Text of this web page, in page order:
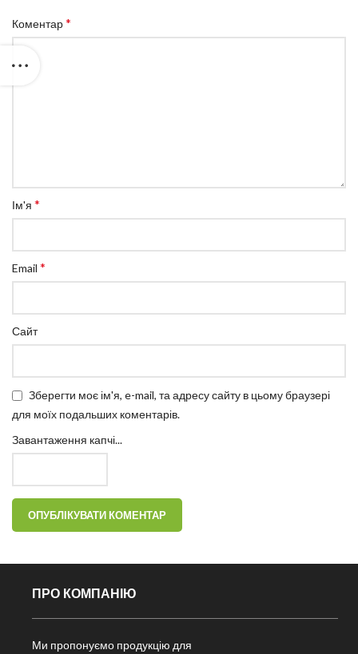
Коментар*
Ім'я *
Email *
Сайт
Зберегти моє ім'я, e-mail, та адресу сайту в цьому браузері
для моїх подальших коментарів.
Завантаження капчі...
ПРО КОМПАНІЮ
Ми пропонуємо продукцію для